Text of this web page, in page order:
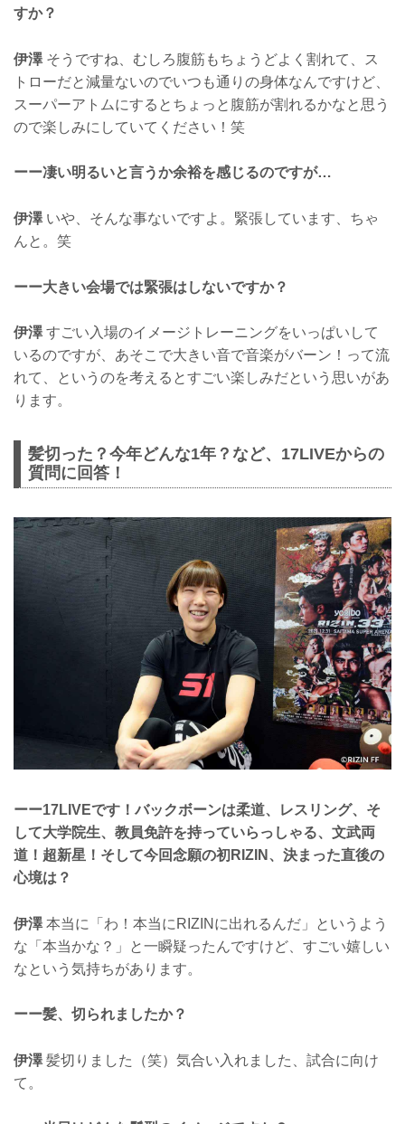
すか？
伊澤そうですね、むしろ腹筋もちょうどよく割れて、ス
トローだと減量ないのでいつも通りの身体なんですけど、
スーパーアトムにするとちょっと腹筋が割れるかなと思う
ので楽しみにしていてください！笑
ーー凄い明るいと言うか余裕を感じるのですが…
伊澤いや、そんな事ないですよ。緊張しています、ちゃ
んと。笑
ーー大きい会場では緊張はしないですか？
伊澤すごい入場のイメージトレーニングをいっぱいして
いるのですが、あそこで大きい音で音楽がバーン！って流
れて、というのを考えるとすごい楽しみだという思いがあ
ります。
髪切った？今年どんな1年？など、17LIVEからの
質問に回答！
ーー17LIVEです！バックボーンは柔道、レスリング、そ
して大学院生、教員免許を持っていらっしゃる、文武両
道！超新星！そして今回念願の初RIZIN、決まった直後の
心境は？
伊澤本当に「わ！本当にRIZINに出れるんだ」というよう
な「本当かな？」と一瞬疑ったんですけど、すごい嬉しい
なという気持ちがあります。
ーー髪、切られましたか？
伊澤髪切りました（笑）気合い入れました、試合に向け
て。